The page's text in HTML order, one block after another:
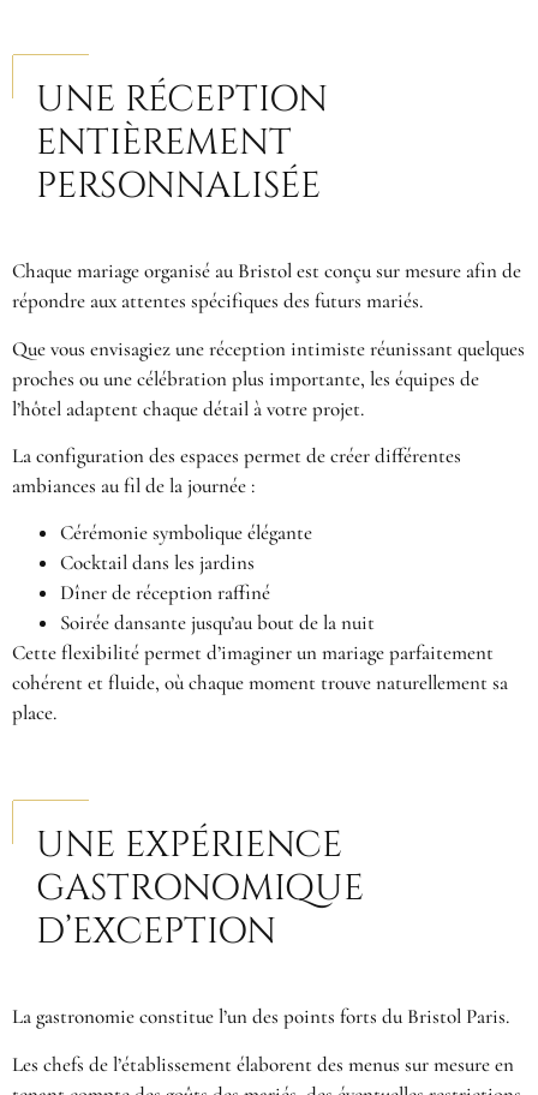
UNE RÉCEPTION
ENTIÈREMENT
PERSONNALISÉE
Chaque mariage organisé au Bristol est conçu sur mesure afin de
répondre aux attentes spécifiques des futurs mariés.
Que vous envisagiez une réception intimiste réunissant quelques
proches ou une célébration plus importante, les équipes de
l’hôtel adaptent chaque détail à votre projet.
La configuration des espaces permet de créer différentes
ambiances au fil de la journée :
Cérémonie symbolique élégante
Cocktail dans les jardins
Dîner de réception raffiné
Soirée dansante jusqu’au bout de la nuit
Cette flexibilité permet d’imaginer un mariage parfaitement
cohérent et fluide, où chaque moment trouve naturellement sa
place.
UNE EXPÉRIENCE
GASTRONOMIQUE
D’EXCEPTION
La gastronomie constitue l’un des points forts du Bristol Paris.
Les chefs de l’établissement élaborent des menus sur mesure en